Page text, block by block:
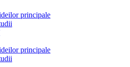
principale
principale